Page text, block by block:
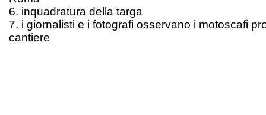
6. inquadratura della targa
7. i giornalisti e i fotografi osservano i motoscafi
cantiere